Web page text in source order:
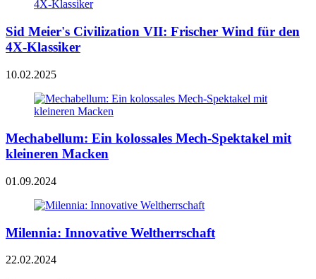
Sid Meier's Civilization VII: Frischer Wind für den
4X-Klassiker
10.02.2025
Mechabellum: Ein kolossales Mech-Spektakel mit
kleineren Macken
01.09.2024
Milennia: Innovative Weltherrschaft
22.02.2024